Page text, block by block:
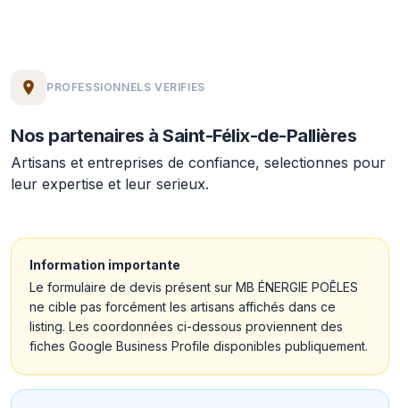
PROFESSIONNELS VERIFIES
Nos partenaires à Saint-Félix-de-Pallières
Artisans et entreprises de confiance, selectionnes pour
leur expertise et leur serieux.
Information importante
Le formulaire de devis présent sur MB ÉNERGIE POÊLES
ne cible pas forcément les artisans affichés dans ce
listing. Les coordonnées ci-dessous proviennent des
fiches Google Business Profile disponibles publiquement.